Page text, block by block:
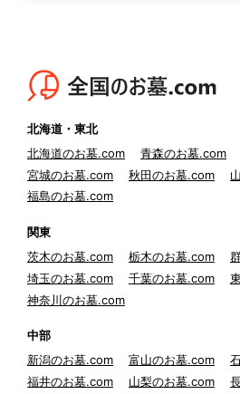
北海道・東北
北海道のお墓.com
青森のお墓.com
宮城のお墓.com
秋田のお墓.com
福島のお墓.com
関東
茨木のお墓.com
栃木のお墓.com
埼玉のお墓.com
千葉のお墓.com
神奈川のお墓.com
中部
新潟のお墓.com
富山のお墓.com
福井のお墓.com
山梨のお墓.com